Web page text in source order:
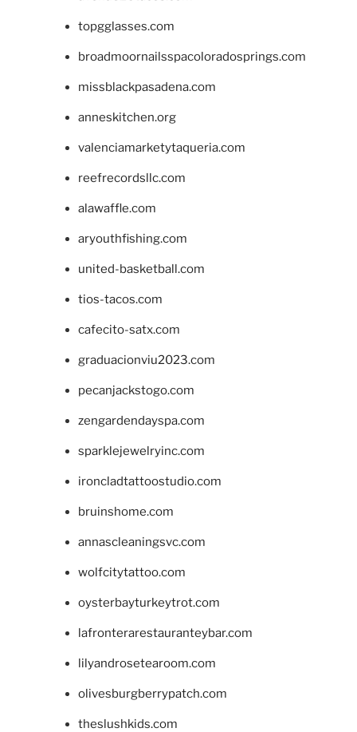
topgglasses.com
broadmoornailsspacoloradosprings.com
missblackpasadena.com
anneskitchen.org
valenciamarketytaqueria.com
reefrecordsllc.com
alawaffle.com
aryouthfishing.com
united-basketball.com
tios-tacos.com
cafecito-satx.com
graduacionviu2023.com
pecanjackstogo.com
zengardendayspa.com
sparklejewelryinc.com
ironcladtattoostudio.com
bruinshome.com
annascleaningsvc.com
wolfcitytattoo.com
oysterbayturkeytrot.com
lafronterarestauranteybar.com
lilyandrosetearoom.com
olivesburgberrypatch.com
theslushkids.com